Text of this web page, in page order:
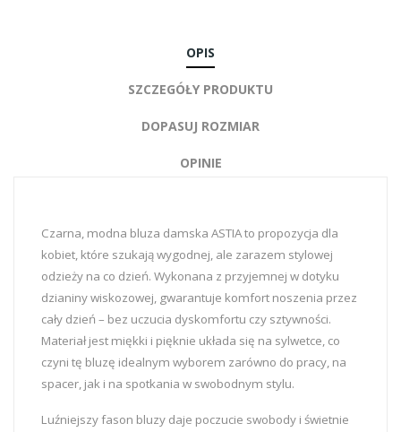
OPIS
SZCZEGÓŁY PRODUKTU
DOPASUJ ROZMIAR
OPINIE
Czarna, modna bluza damska ASTIA to propozycja dla
kobiet, które szukają wygodnej, ale zarazem stylowej
odzieży na co dzień. Wykonana z przyjemnej w dotyku
dzianiny wiskozowej, gwarantuje komfort noszenia przez
cały dzień – bez uczucia dyskomfortu czy sztywności.
Materiał jest miękki i pięknie układa się na sylwetce, co
czyni tę bluzę idealnym wyborem zarówno do pracy, na
spacer, jak i na spotkania w swobodnym stylu.
Luźniejszy fason bluzy daje poczucie swobody i świetnie